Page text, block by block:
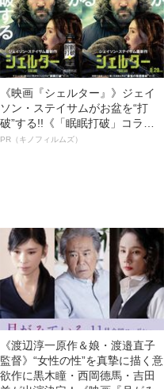
《映画『シェルター』》ジェイ
ソン・ステイサムがお盆を“打
破”する!!《「眠眠打破」コラ
ボ》
PR（キノフィルムズ）
《渡辺淳一原作＆娘・渡邉直子
監督》“女性の性”を真摯に描く意
欲作に黒木瞳・西岡德馬・吉田